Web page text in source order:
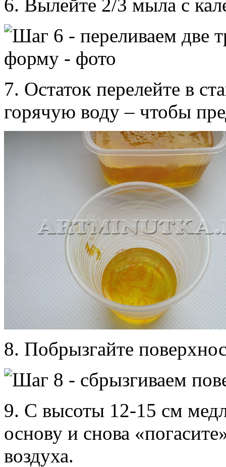
6. Вылейте 2/3 мыла с
7. Остаток перелейте в
горячую воду – чтобы
8. Побрызгайте
9. С высоты 12-15 см
основу и снова
воздуха.